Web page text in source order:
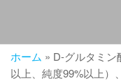
ホーム » D-グルタミン
以上、純度99%以上）